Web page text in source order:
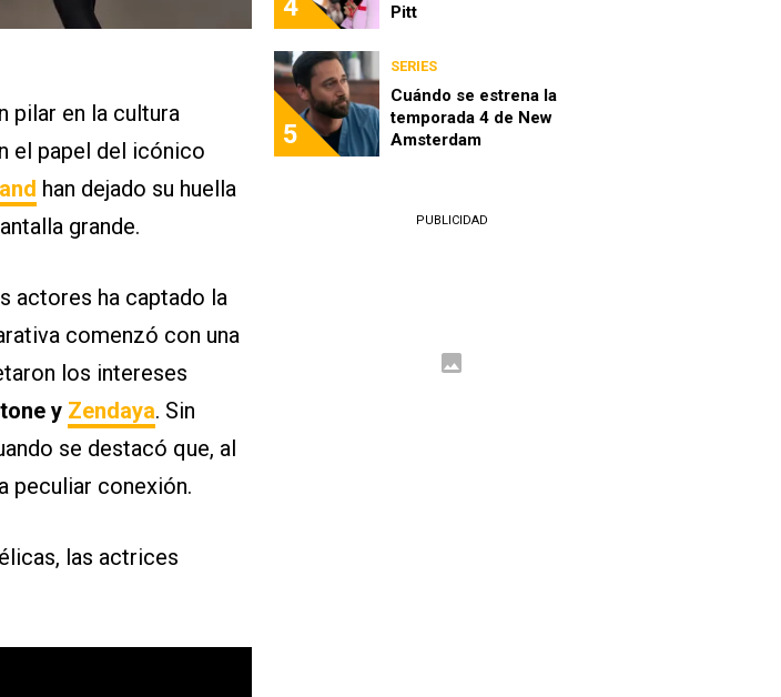
pilar en la cultura
el papel del icónico
han dejado su huella
grande.
actores ha captado la
comenzó con una
los intereses
y Zendaya. Sin
se destacó que, al
peculiar conexión.
las actrices
4 Pitt
5
SERIES
Cuándo se estrena la
temporada 4 de New
Amsterdam
PUBLICIDAD